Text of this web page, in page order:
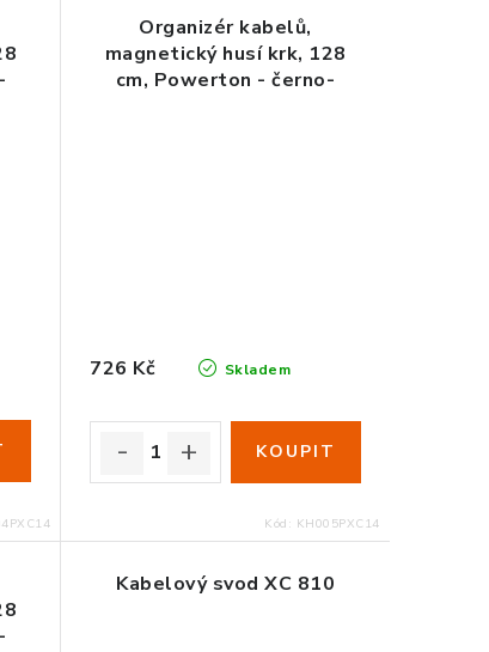
Organizér kabelů,
magnetický husí krk, 128
cm, Powerton - černo-
Skladem
726 Kč
Kód: KH005PXC14
Kabelový svod XC 810